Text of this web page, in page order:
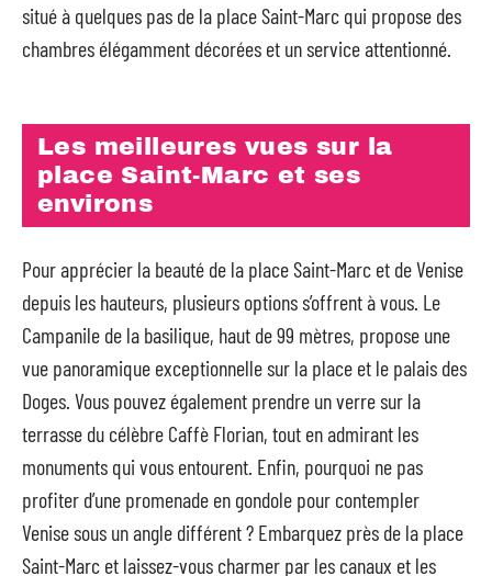
situé à quelques pas de la place Saint-Marc qui propose des
chambres élégamment décorées et un service attentionné.
Les meilleures vues sur la
place Saint-Marc et ses
environs
Pour apprécier la beauté de la place Saint-Marc et de Venise
depuis les hauteurs, plusieurs options s’offrent à vous. Le
Campanile de la basilique, haut de 99 mètres, propose une
vue panoramique exceptionnelle sur la place et le palais des
Doges. Vous pouvez également prendre un verre sur la
terrasse du célèbre Caffè Florian, tout en admirant les
monuments qui vous entourent. Enfin, pourquoi ne pas
profiter d’une promenade en gondole pour contempler
Venise sous un angle différent ? Embarquez près de la place
Saint-Marc et laissez-vous charmer par les canaux et les